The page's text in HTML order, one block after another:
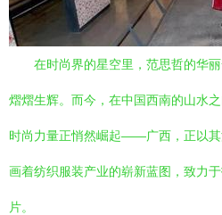
在时尚界的星空里，范思哲的华
熠熠生辉。而今，在中国西南的山水
时尚力量正悄然崛起——广西，正以其
画着纺织服装产业的崭新蓝图，致力
片。